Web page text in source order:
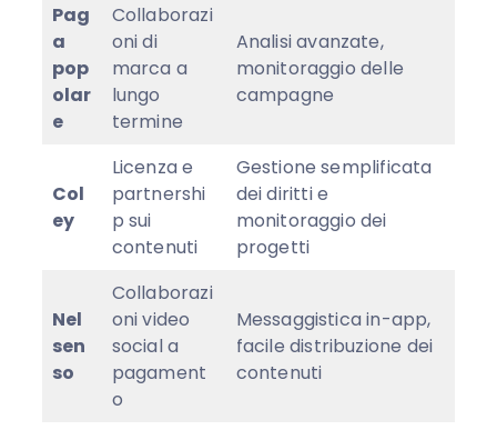
Pag
a
pop
olar
e
Collaborazi
oni di
marca a
lungo
termine
Analisi avanzate,
monitoraggio delle
campagne
Col
ey
Licenza e
partnershi
p sui
contenuti
Gestione semplificata
dei diritti e
monitoraggio dei
progetti
Nel
sen
so
Collaborazi
oni video
social a
pagament
o
Messaggistica in-app,
facile distribuzione dei
contenuti